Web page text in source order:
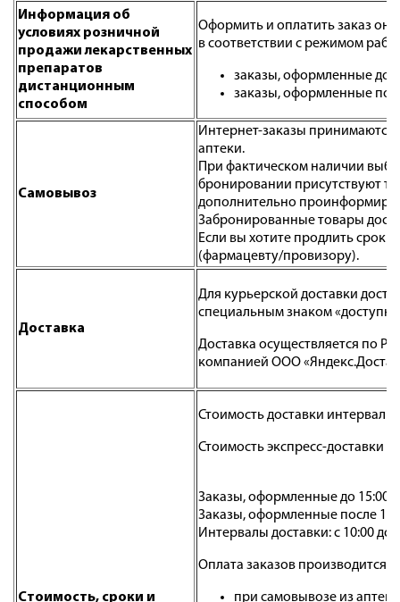
Информация об
условиях розничной
продажи лекарственных
препаратов
дистанционным
способом
Оформить и оплатить заказ
в соответствии с режимом
заказы, оформленные до
заказы, оформленные
Самовывоз
Интернет-заказы принимаются
аптеки.
При фактическом наличии
бронировании присутствуют
дополнительно
Забронированные товары
Если вы хотите продлить срок
(фармацевту/провизору).
Доставка
Для курьерской доставки
специальным знаком «доступна
Доставка осуществляется по
компанией ООО
Стоимость, сроки и
Стоимость доставки
Стоимость экспресс-доставки -
Заказы, оформленные до 15:00,
Заказы, оформленные после
Интервалы доставки: с 10:00 до
Оплата заказов производится:
при самовывозе из